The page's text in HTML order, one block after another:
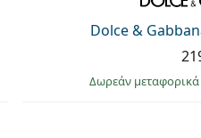
Dolce &
Δωρεάν μεταφορικά